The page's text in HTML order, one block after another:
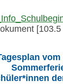
[103.5
vom